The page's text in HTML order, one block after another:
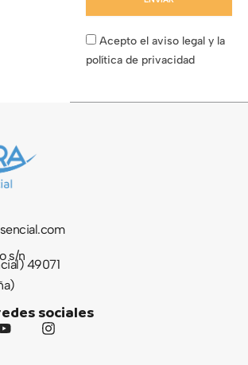
Acepto el aviso legal y la
política de privacidad
s/n
49071
sociales
Y
I